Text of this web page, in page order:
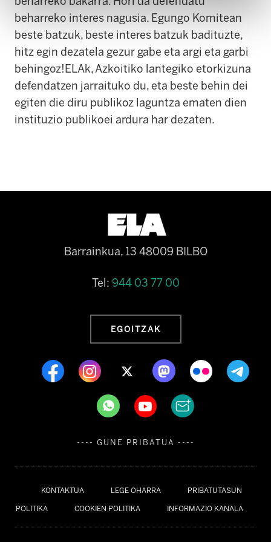
beharreko interes nagusia. Egungo Komitean
beste batzuk, beste interes batzuk badituzte,
hitz egin dezatela gezur gabe eta argi eta garbi
behingoz!ELAk, Azkoitiko lantegiko etorkizuna
defendatzen jarraituko du, eta beste behin dei
egiten die diru publikoz laguntza ematen dien
instituzio publikoei ardura har dezaten.
KONTAKTUA LEGE OHARRA PRIBATUTASUN
POLITIKA COOKIEN POLITIKA INFORMAZIO KANALA
Barrainkua, 13 48009 BILBO
Tel: 944 03 77 00
EGOITZAK
---- GUNE PRIBATUA ----